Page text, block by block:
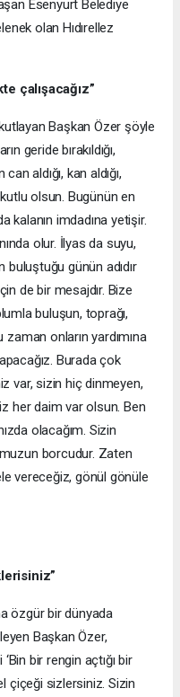
Esenyurt Belediye
olan Hıdırellez
çalışacağız”
kutlayan Başkan Özer şöyle
geride bırakıldığı,
aldığı, kan aldığı,
olsun. Bugünün en
kalanın imdadına yetişir.
olur. İlyas da suyu,
buluştuğu günün adıdır
de bir mesajdır. Bize
buluşun, toprağı,
onların yardımına
Burada çok
var, sizin hiç dinmeyen,
her daim var olsun. Ben
olacağım. Sizin
borcudur. Zaten
vereceğiz, gönül gönüle
özgür bir dünyada
Başkan Özer,
bir rengin açtığı bir
çiçeği sizlersiniz. Sizin